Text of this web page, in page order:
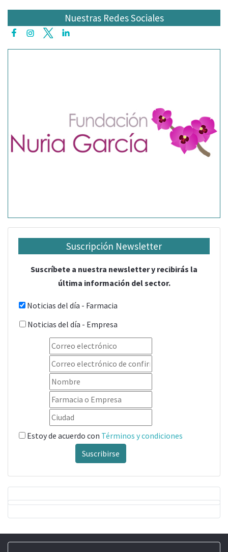
Nuestras Redes Sociales
Suscripción Newsletter
Suscríbete a nuestra newsletter y recibirás la
última información del sector.
Noticias del día - Farmacia
Noticias del día - Empresa
Estoy de acuerdo con Términos y condiciones
Suscribirse